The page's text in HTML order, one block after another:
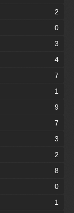
2
0
3
4
7
1
9
7
3
2
8
0
1